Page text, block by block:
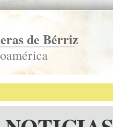
de Bérriz